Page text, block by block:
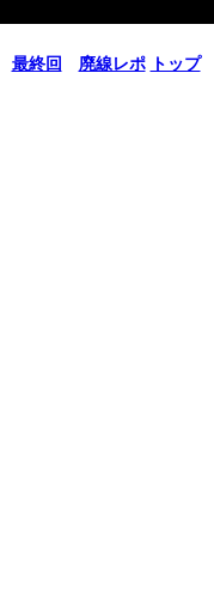
最終回 廃線レポ トップ